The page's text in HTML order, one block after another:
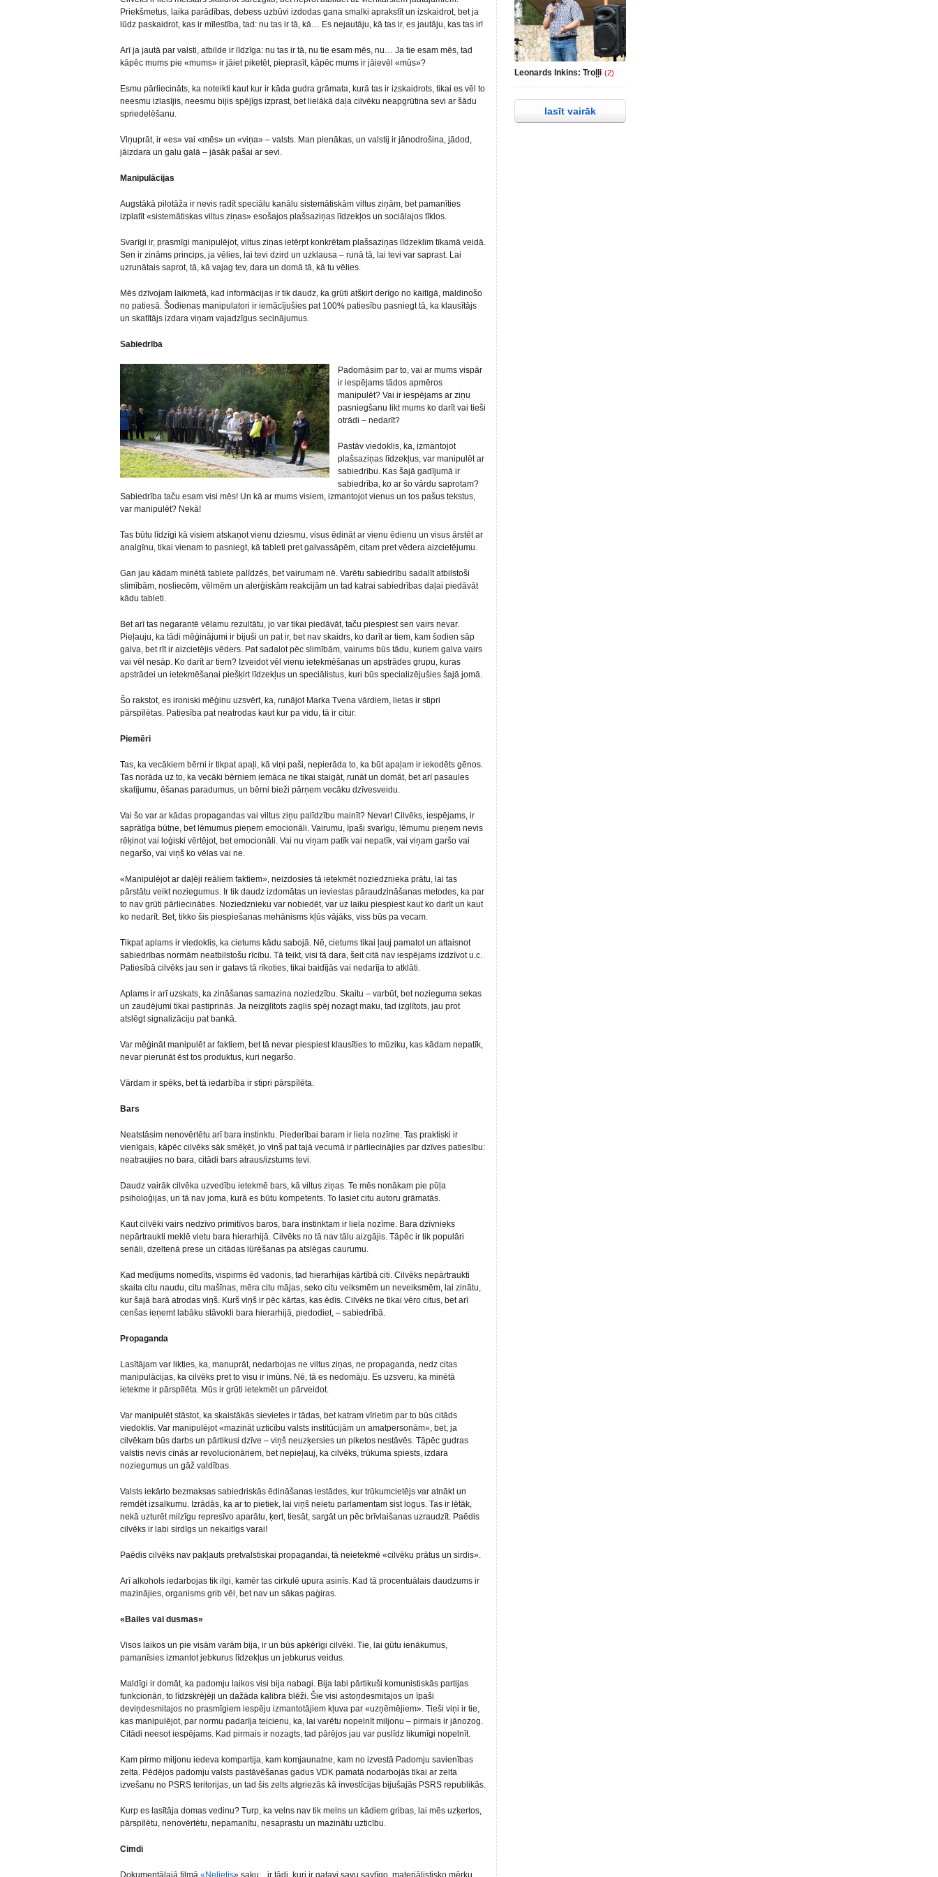
Priekšmetus, laika parādības, debess uzbūvi izdodas gana smalki aprakstīt un izskaidrot, bet ja
lūdz paskaidrot, kas ir mīlestība, tad: nu tas ir tā, kā… Es nejautāju, kā tas ir, es jautāju, kas tas ir!
Arī ja jautā par valsti, atbilde ir līdzīga: nu tas ir tā, nu tie esam mēs, nu… Ja tie esam mēs, tad
kāpēc mums pie «mums» ir jāiet piketēt, pieprasīt, kāpēc mums ir jāievēl «mūs»?
Esmu pārliecināts, ka noteikti kaut kur ir kāda gudra grāmata, kurā tas ir izskaidrots, tikai es vēl to
neesmu izlasījis, neesmu bijis spējīgs izprast, bet lielākā daļa cilvēku neapgrūtina sevi ar šādu
spriedelēšanu.
Viņuprāt, ir «es» vai «mēs» un «viņa» – valsts. Man pienākas, un valstij ir jānodrošina, jādod,
jāizdara un galu galā – jāsāk pašai ar sevi.
Manipulācijas
Augstākā pilotāža ir nevis radīt speciālu kanālu sistemātiskām viltus ziņām, bet pamanīties
izplatīt «sistemātiskas viltus ziņas» esošajos plašsaziņas līdzekļos un sociālajos tīklos.
Svarīgi ir, prasmīgi manipulējot, viltus ziņas ietērpt konkrētam plašsaziņas līdzeklim tīkamā veidā.
Sen ir zināms princips, ja vēlies, lai tevi dzird un uzklausa – runā tā, lai tevi var saprast. Lai
uzrunātais saprot, tā, kā vajag tev, dara un domā tā, kā tu vēlies.
Mēs dzīvojam laikmetā, kad informācijas ir tik daudz, ka grūti atšķirt derīgo no kaitīgā, maldinošo
no patiesā. Šodienas manipulatori ir iemācījušies pat 100% patiesību pasniegt tā, ka klausītājs
un skatītājs izdara viņam vajadzīgus secinājumus.
Sabiedrība
Padomāsim par to, vai ar mums vispār
ir iespējams tādos apmēros
manipulēt? Vai ir iespējams ar ziņu
pasniegšanu likt mums ko darīt vai tieši
otrādi – nedarīt?
Pastāv viedoklis, ka, izmantojot
plašsaziņas līdzekļus, var manipulēt ar
sabiedrību. Kas šajā gadījumā ir
sabiedrība, ko ar šo vārdu saprotam?
Sabiedrība taču esam visi mēs! Un kā ar mums visiem, izmantojot vienus un tos pašus tekstus,
var manipulēt? Nekā!
Tas būtu līdzīgi kā visiem atskaņot vienu dziesmu, visus ēdināt ar vienu ēdienu un visus ārstēt ar
analgīnu, tikai vienam to pasniegt, kā tableti pret galvassāpēm, citam pret vēdera aizcietējumu.
Gan jau kādam minētā tablete palīdzēs, bet vairumam nē. Varētu sabiedrību sadalīt atbilstoši
slimībām, nosliecēm, vēlmēm un alerģiskām reakcijām un tad katrai sabiedrības daļai piedāvāt
kādu tableti.
Bet arī tas negarantē vēlamu rezultātu, jo var tikai piedāvāt, taču piespiest sen vairs nevar.
Pieļauju, ka tādi mēģinājumi ir bijuši un pat ir, bet nav skaidrs, ko darīt ar tiem, kam šodien sāp
galva, bet rīt ir aizcietējis vēders. Pat sadalot pēc slimībām, vairums būs tādu, kuriem galva vairs
vai vēl nesāp. Ko darīt ar tiem? Izveidot vēl vienu ietekmēšanas un apstrādes grupu, kuras
apstrādei un ietekmēšanai piešķirt līdzekļus un speciālistus, kuri būs specializējušies šajā jomā.
Šo rakstot, es ironiski mēģinu uzsvērt, ka, runājot Marka Tvena vārdiem, lietas ir stipri
pārspīlētas. Patiesība pat neatrodas kaut kur pa vidu, tā ir citur.
Piemēri
Tas, ka vecākiem bērni ir tikpat apaļi, kā viņi paši, nepierāda to, ka būt apaļam ir iekodēts gēnos.
Tas norāda uz to, ka vecāki bērniem iemāca ne tikai staigāt, runāt un domāt, bet arī pasaules
skatījumu, ēšanas paradumus, un bērni bieži pārņem vecāku dzīvesveidu.
Vai šo var ar kādas propagandas vai viltus ziņu palīdzību mainīt? Nevar! Cilvēks, iespējams, ir
saprātīga būtne, bet lēmumus pieņem emocionāli. Vairumu, īpaši svarīgu, lēmumu pieņem nevis
rēķinot vai loģiski vērtējot, bet emocionāli. Vai nu viņam patīk vai nepatīk, vai viņam garšo vai
negaršo, vai viņš ko vēlas vai ne.
«Manipulējot ar daļēji reāliem faktiem», neizdosies tā ietekmēt noziedznieka prātu, lai tas
pārstātu veikt noziegumus. Ir tik daudz izdomātas un ieviestas pāraudzināšanas metodes, ka par
to nav grūti pārliecināties. Noziedznieku var nobiedēt, var uz laiku piespiest kaut ko darīt un kaut
ko nedarīt. Bet, tikko šis piespiešanas mehānisms kļūs vājāks, viss būs pa vecam.
Tikpat aplams ir viedoklis, ka cietums kādu sabojā. Nē, cietums tikai ļauj pamatot un attaisnot
sabiedrības normām neatbilstošu rīcību. Tā teikt, visi tā dara, šeit citā nav iespējams izdzīvot u.c.
Patiesībā cilvēks jau sen ir gatavs tā rīkoties, tikai baidījās vai nedarīja to atklāti.
Aplams ir arī uzskats, ka zināšanas samazina noziedzību. Skaitu – varbūt, bet nozieguma sekas
un zaudējumi tikai pastiprinās. Ja neizglītots zaglis spēj nozagt maku, tad izglītots, jau prot
atslēgt signalizāciju pat bankā.
Var mēģināt manipulēt ar faktiem, bet tā nevar piespiest klausīties to mūziku, kas kādam nepatīk,
nevar pierunāt ēst tos produktus, kuri negaršo.
Vārdam ir spēks, bet tā iedarbība ir stipri pārspīlēta.
Bars
Neatstāsim nenovērtētu arī bara instinktu. Piederībai baram ir liela nozīme. Tas praktiski ir
vienīgais, kāpēc cilvēks sāk smēķēt, jo viņš pat tajā vecumā ir pārliecinājies par dzīves patiesību:
neatraujies no bara, citādi bars atraus/izstums tevi.
Daudz vairāk cilvēka uzvedību ietekmē bars, kā viltus ziņas. Te mēs nonākam pie pūļa
psiholoģijas, un tā nav joma, kurā es būtu kompetents. To lasiet citu autoru grāmatās.
Kaut cilvēki vairs nedzīvo primitīvos baros, bara instinktam ir liela nozīme. Bara dzīvnieks
nepārtraukti meklē vietu bara hierarhijā. Cilvēks no tā nav tālu aizgājis. Tāpēc ir tik populāri
seriāli, dzeltenā prese un citādas lūrēšanas pa atslēgas caurumu.
Kad medījums nomedīts, vispirms ēd vadonis, tad hierarhijas kārtībā citi. Cilvēks nepārtraukti
skaita citu naudu, citu mašīnas, mēra citu mājas, seko citu veiksmēm un neveiksmēm, lai zinātu,
kur šajā barā atrodas viņš. Kurš viņš ir pēc kārtas, kas ēdīs. Cilvēks ne tikai vēro citus, bet arī
cenšas ieņemt labāku stāvokli bara hierarhijā, piedodiet, – sabiedrībā.
Propaganda
Lasītājam var likties, ka, manuprāt, nedarbojas ne viltus ziņas, ne propaganda, nedz citas
manipulācijas, ka cilvēks pret to visu ir imūns. Nē, tā es nedomāju. Es uzsveru, ka minētā
ietekme ir pārspīlēta. Mūs ir grūti ietekmēt un pārveidot.
Var manipulēt stāstot, ka skaistākās sievietes ir tādas, bet katram vīrietim par to būs citāds
viedoklis. Var manipulējot «mazināt uzticību valsts institūcijām un amatpersonām», bet, ja
cilvēkam būs darbs un pārtikusi dzīve – viņš neuzķersies un piketos nestāvēs. Tāpēc gudras
valstis nevis cīnās ar revolucionāriem, bet nepieļauj, ka cilvēks, trūkuma spiests, izdara
noziegumus un gāž valdības.
Valsts iekārto bezmaksas sabiedriskās ēdināšanas iestādes, kur trūkumcietējs var atnākt un
remdēt izsalkumu. Izrādās, ka ar to pietiek, lai viņš neietu parlamentam sist logus. Tas ir lētāk,
nekā uzturēt milzīgu represīvo aparātu, ķert, tiesāt, sargāt un pēc brīvlaišanas uzraudzīt. Paēdis
cilvēks ir labi sirdīgs un nekaitīgs varai!
Paēdis cilvēks nav pakļauts pretvalstiskai propagandai, tā neietekmē «cilvēku prātus un sirdis».
Arī alkohols iedarbojas tik ilgi, kamēr tas cirkulē upura asinīs. Kad tā procentuālais daudzums ir
mazinājies, organisms grib vēl, bet nav un sākas paģiras.
«Bailes vai dusmas»
Visos laikos un pie visām varām bija, ir un būs apķērīgi cilvēki. Tie, lai gūtu ienākumus,
pamanīsies izmantot jebkurus līdzekļus un jebkurus veidus.
Maldīgi ir domāt, ka padomju laikos visi bija nabagi. Bija labi pārtikuši komunistiskās partijas
funkcionāri, to līdzskrējēji un dažāda kalibra blēži. Šie visi astoņdesmitajos un īpaši
deviņdesmitajos no prasmīgiem iespēju izmantotājiem kļuva par «uzņēmējiem». Tieši viņi ir tie,
kas manipulējot, par normu padarīja teicienu, ka, lai varētu nopelnīt miljonu – pirmais ir jānozog.
Citādi neesot iespējams. Kad pirmais ir nozagts, tad pārējos jau var puslīdz likumīgi nopelnīt.
Kam pirmo miljonu iedeva kompartija, kam komjaunatne, kam no izvestā Padomju savienības
zelta. Pēdējos padomju valsts pastāvēšanas gadus VDK pamatā nodarbojās tikai ar zelta
izvešanu no PSRS teritorijas, un tad šis zelts atgriezās kā investīcijas bijušajās PSRS republikās.
Kurp es lasītāja domas vedinu? Turp, ka velns nav tik melns un kādiem gribas, lai mēs uzķertos,
pārspīlētu, nenovērtētu, nepamanītu, nesaprastu un mazinātu uzticību.
Cimdi
Dokumentālajā filmā «Nelietis» saku:.. ir tādi, kuri ir gatavi savu savtīgo, materiālistisko mērķu
Leonards Inkins: Troļļi (2)
lasīt vairāk